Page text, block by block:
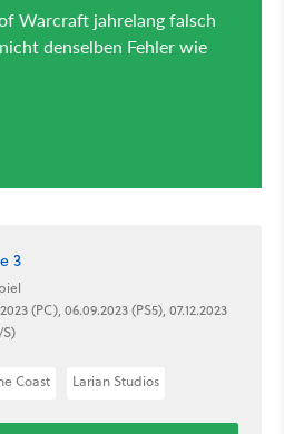
3
(PC), 06.09.2023 (PS5), 07.12.2023
Coast Larian Studios